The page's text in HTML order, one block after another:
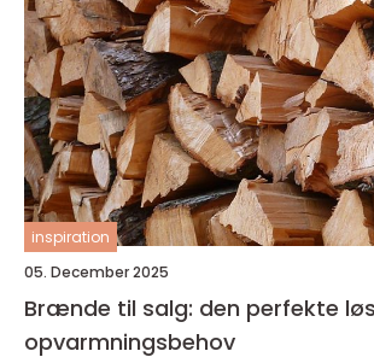
inspiration
05. December 2025
Brænde til salg: den perfekte
opvarmningsbehov